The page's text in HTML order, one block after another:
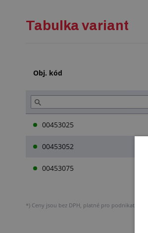
Tabulka variant
Obj. kód
00453025
00453052
00453075
*) Ceny jsou bez DPH, platné pro podnikatele.